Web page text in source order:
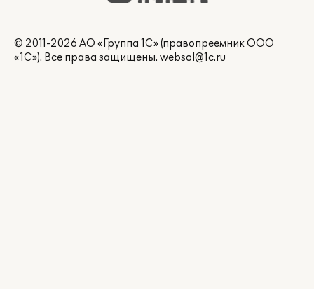
© 2011-2026 АО «Группа 1С» (правопреемник ООО
«1С»). Все права защищены. websol@1c.ru